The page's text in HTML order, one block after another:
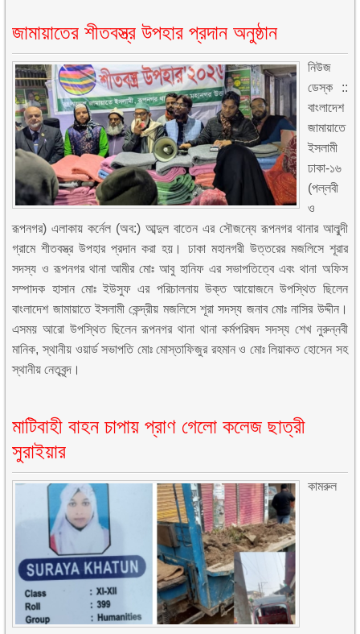
জামায়াতের শীতবস্ত্র উপহার প্রদান অনুষ্ঠান
নিউজ
ডেস্ক ::
বাংলাদেশ
জামায়াতে
ইসলামী
ঢাকা-১৬
(পল্লবী
ও
রূপনগর) এলাকায় কর্নেল (অব:) আব্দুল বাতেন এর সৌজন্যে রূপনগর থানার আলুব্দী
গ্রামে শীতবস্ত্র উপহার প্রদান করা হয়। ঢাকা মহানগরী উত্তরের মজলিসে শূরার
সদস্য ও রূপনগর থানা আমীর মোঃ আবু হানিফ এর সভাপতিত্বে এবং থানা অফিস
সম্পাদক হাসান মোঃ ইউসুফ এর পরিচালনায় উক্ত আয়োজনে উপস্থিত ছিলেন
বাংলাদেশ জামায়াতে ইসলামী কেন্দ্রীয় মজলিসে শূরা সদস্য জনাব মোঃ নাসির উদ্দীন।
এসময় আরো উপস্থিত ছিলেন রূপনগর থানা থানা কর্মপরিষদ সদস্য শেখ নুরুন্নবী
মানিক, স্থানীয় ওয়ার্ড সভাপতি মোঃ মোস্তাফিজুর রহমান ও মোঃ লিয়াকত হোসেন সহ
স্থানীয় নেতৃবৃন্দ।
মাটিবাহী বাহন চাপায় প্রাণ গেলো কলেজ ছাত্রী
সুরাইয়ার
কামরুল